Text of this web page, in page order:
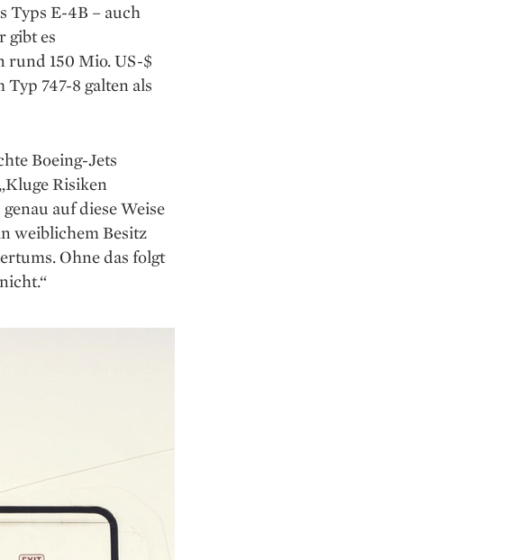
Typs E-4B – auch
gibt es
rund 150 Mio. US-$
747-8 galten als
Boeing-Jets
Risiken
auf diese Weise
weiblichem Besitz
Ohne das folgt